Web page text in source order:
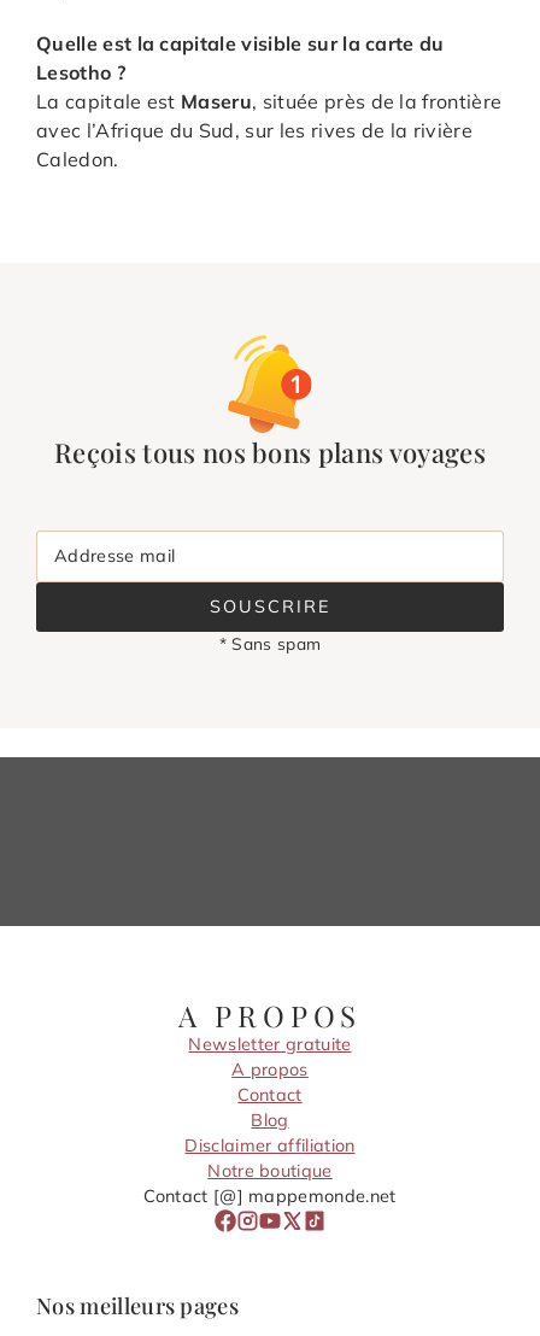
Quelle est la capitale visible sur la carte du
Lesotho ?
La capitale est Maseru, située près de la frontière
avec l’Afrique du Sud, sur les rives de la rivière
Caledon.
Reçois tous nos bons plans voyages
Addresse mail
SOUSCRIRE
* Sans spam
A PROPOS
Newsletter gratuite
A propos
Contact
Blog
Disclaimer affiliation
Notre boutique
Contact [@] mappemonde.net
Nos meilleurs pages